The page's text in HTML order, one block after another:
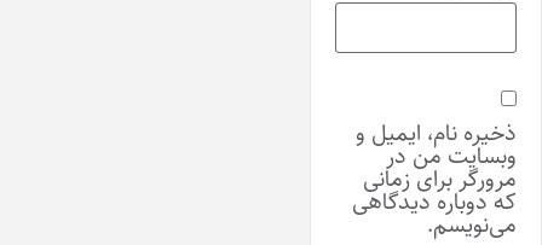
ذخیره نام، ایمیل و
وبسایت من در
مرورگر برای زمانی
که دوباره دیدگاهی
می‌نویسم.